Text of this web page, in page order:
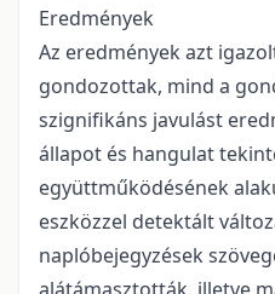
Eredmények
Az eredmények azt
gondozottak, mind a
szignifikáns javulást
állapot és hangulat
együttműködésének
eszközzel detektált
naplóbejegyzések